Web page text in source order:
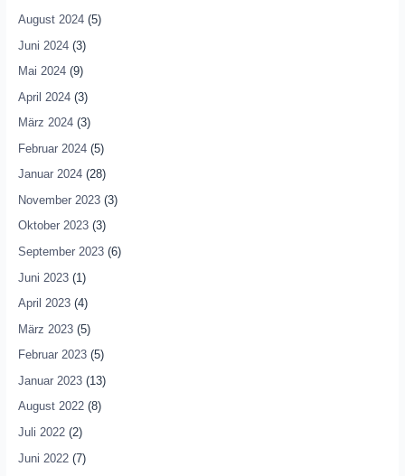
August 2024(5)
Juni 2024(3)
Mai 2024(9)
April 2024(3)
März 2024(3)
Februar 2024(5)
Januar 2024(28)
November 2023(3)
Oktober 2023(3)
September 2023(6)
Juni 2023(1)
April 2023(4)
März 2023(5)
Februar 2023(5)
Januar 2023(13)
August 2022(8)
Juli 2022(2)
Juni 2022(7)